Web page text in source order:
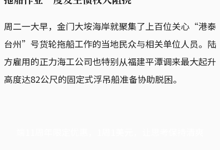
周二一大早，金门大垵海岸就聚集了上百位关心“港泰
台州”号货轮拖船工作的当地民众与相关单位人员。陆
方雇用的正力海工公司也特别从福建平潭调来最大起升
高度达82公尺的固定式浮吊船准备协助脱困。